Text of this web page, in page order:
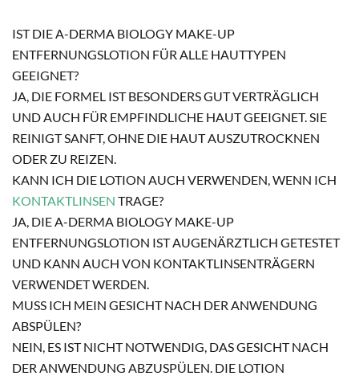
IST DIE A-DERMA BIOLOGY MAKE-UP
ENTFERNUNGSLOTION FÜR ALLE HAUTTYPEN
GEEIGNET?
JA, DIE FORMEL IST BESONDERS GUT VERTRÄGLICH
UND AUCH FÜR EMPFINDLICHE HAUT GEEIGNET. SIE
REINIGT SANFT, OHNE DIE HAUT AUSZUTROCKNEN
ODER ZU REIZEN.
KANN ICH DIE LOTION AUCH VERWENDEN, WENN ICH
KONTAKTLINSEN TRAGE?
JA, DIE A-DERMA BIOLOGY MAKE-UP
ENTFERNUNGSLOTION IST AUGENÄRZTLICH GETESTET
UND KANN AUCH VON KONTAKTLINSENTRÄGERN
VERWENDET WERDEN.
MUSS ICH MEIN GESICHT NACH DER ANWENDUNG
ABSPÜLEN?
NEIN, ES IST NICHT NOTWENDIG, DAS GESICHT NACH
DER ANWENDUNG ABZUSPÜLEN. DIE LOTION